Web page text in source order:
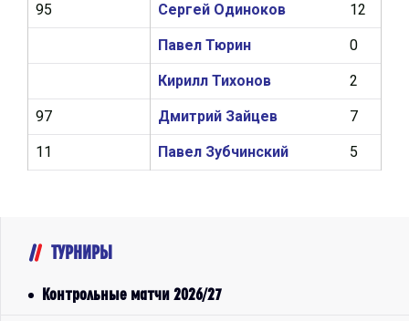
Сергей Одиноков 12
Павел Тюрин 0
Кирилл Тихонов 2
Дмитрий Зайцев 7
Павел Зубчинский 5
95
97
11
ТУРНИРЫ
Контрольные матчи 2026/27